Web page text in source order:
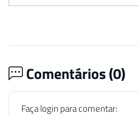
Comentários (0)
Faça login para comentar: